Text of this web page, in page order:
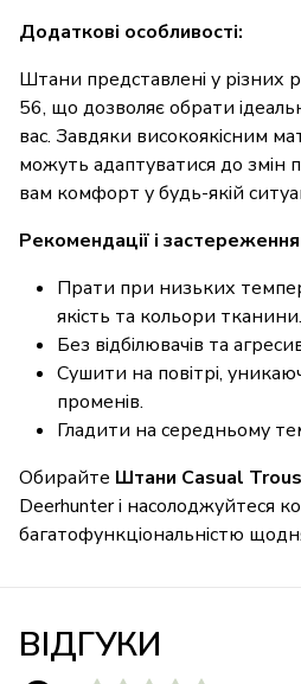
Додаткові особливості:
Штани представлені у різних
56, що дозволяє обрати
вас. Завдяки високоякісним
можуть адаптуватися до змін
вам комфорт у будь-якій
Рекомендації і
Прати при низьких
якість та кольори тканини.
Без відбілювачів та
Сушити на повітрі,
променів.
Гладити на середньому
Обирайте Штани Casual
Deerhunter і насолоджуйтеся
багатофункціональністю
ВІДГУКИ